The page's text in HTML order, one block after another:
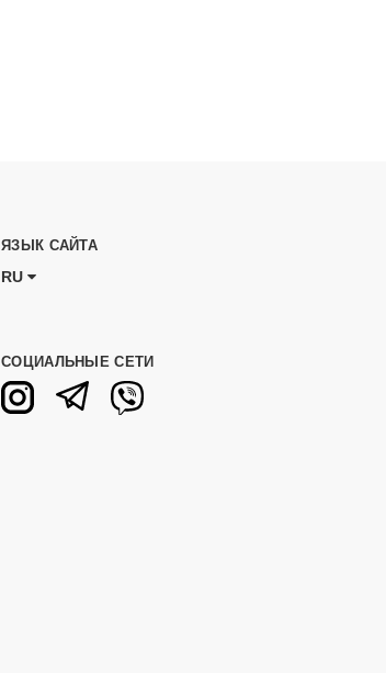
ЯЗЫК САЙТА
RU
СОЦИАЛЬНЫЕ СЕТИ